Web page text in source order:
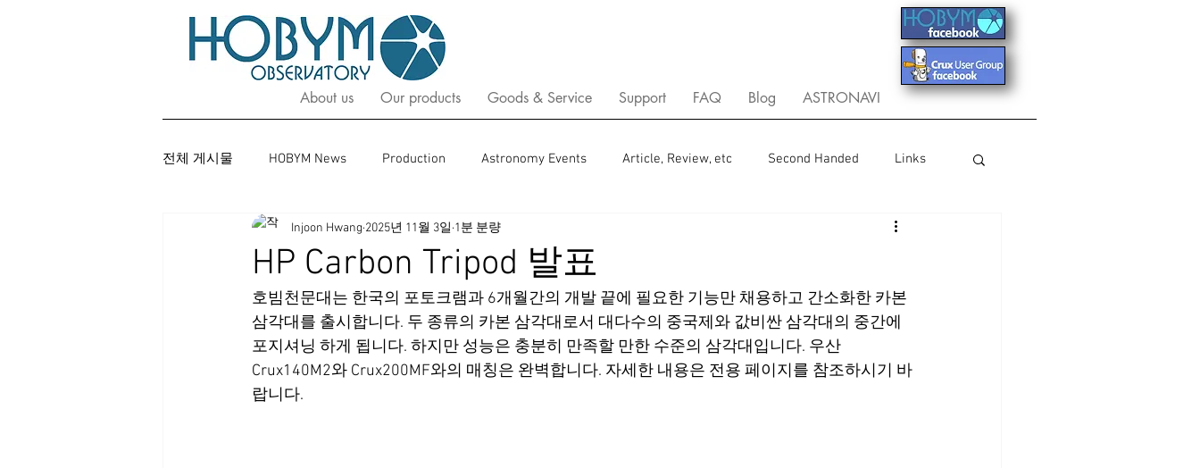
About us Our products Goods & Service Support FAQ Blog ASTRONAVI
전체 게시물 HOBYM News Production Astronomy Events Article, Review, etc Second Handed Links
HP Carbon Tripod 발표
Injoon Hwang 2025년 11월 3일 1분 분량
호빔천문대는 한국의 포토크램과 6개월간의 개발 끝에 필요한 기능만 채용하고 간소화한 카본
삼각대를 출시합니다. 두 종류의 카본 삼각대로서 대다수의 중국제와 값비싼 삼각대의 중간에
포지셔닝 하게 됩니다. 하지만 성능은 충분히 만족할 만한 수준의 삼각대입니다. 우산
Crux140M2와 Crux200MF와의 매칭은 완벽합니다. 자세한 내용은 전용 페이지를 참조하시기 바
랍니다.